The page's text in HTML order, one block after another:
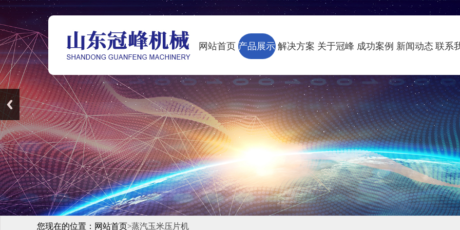
网站首页 产品展示 解决方案 关于冠峰 成功案例 新闻动态 联系
您现在的位置： 网站首页>蒸汽玉米压片机